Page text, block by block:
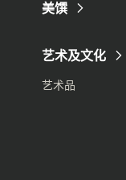
美馔
艺术及文化
艺术品